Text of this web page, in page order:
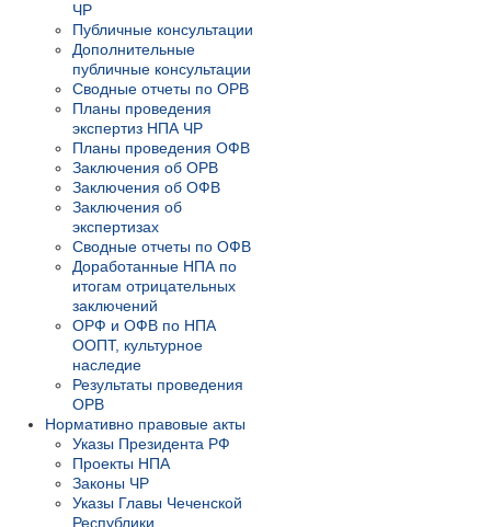
ЧР
Публичные консультации
Дополнительные
публичные консультации
Сводные отчеты по ОРВ
Планы проведения
экспертиз НПА ЧР
Планы проведения ОФВ
Заключения об ОРВ
Заключения об ОФВ
Заключения об
экспертизах
Сводные отчеты по ОФВ
Доработанные НПА по
итогам отрицательных
заключений
ОРФ и ОФВ по НПА
ООПТ, культурное
наследие
Результаты проведения
ОРВ
Нормативно правовые акты
Указы Президента РФ
Проекты НПА
Законы ЧР
Указы Главы Чеченской
Республики